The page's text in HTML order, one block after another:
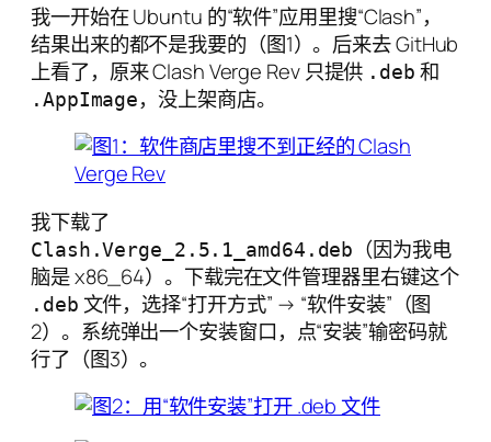
我一开始在 Ubuntu 的“软件”应用里搜“Clash”，
结果出来的都不是我要的（图1）。后来去 GitHub
上看了，原来 Clash Verge Rev 只提供 .deb 和
.AppImage，没上架商店。
我下载了
Clash.Verge_2.5.1_amd64.deb
（因为我电
脑是 x86_64）。下载完在文件管理器里右键这个
.deb 文件，选择“打开方式” → “软件安装”（图
2）。系统弹出一个安装窗口，点“安装”输密码就
行了（图3）。